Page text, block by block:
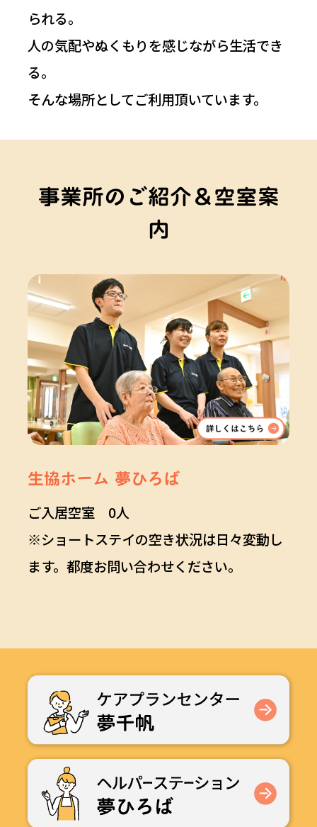
られる。
人の気配やぬくもりを感じながら生活でき
る。
そんな場所としてご利用頂いています。
事業所のご紹介＆空室案
内
生協ホーム 夢ひろば
ご入居空室 0人
※ショートステイの空き状況は日々変動し
ます。都度お問い合わせください。